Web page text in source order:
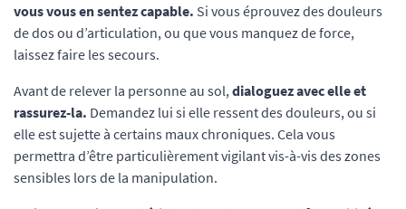
vous vous en sentez capable. Si vous éprouvez des douleurs
de dos ou d’articulation, ou que vous manquez de force,
laissez faire les secours.
Avant de relever la personne au sol,dialoguez avec elle et
rassurez-la. Demandez lui si elle ressent des douleurs, ou si
elle est sujette à certains maux chroniques. Cela vous
permettra d’être particulièrement vigilant vis-à-vis des zones
sensibles lors de la manipulation.